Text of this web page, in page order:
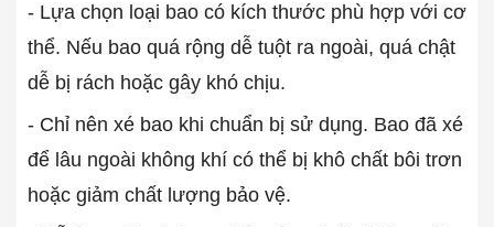
- Lựa chọn loại bao có kích thước phù hợp với cơ
thể. Nếu bao quá rộng dễ tuột ra ngoài, quá chật
dễ bị rách hoặc gây khó chịu.
- Chỉ nên xé bao khi chuẩn bị sử dụng. Bao đã xé
để lâu ngoài không khí có thể bị khô chất bôi trơn
hoặc giảm chất lượng bảo vệ.